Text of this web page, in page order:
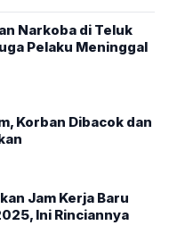
Narkoba di Teluk
Pelaku Meninggal
Korban Dibacok dan
Jam Kerja Baru
Ini Rinciannya